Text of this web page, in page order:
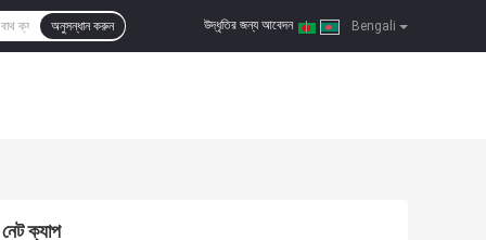
Bengali
উদ্ধৃতির জন্য আবেদন |
অনুসন্ধান করুন
ক্যাপ